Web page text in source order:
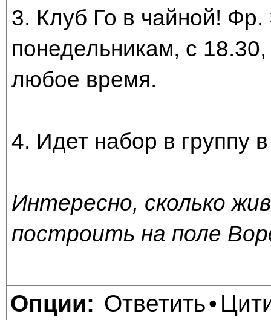
3. Клуб Го в чайной! Фр.
понедельникам, с
любое время.
4. Идет набор в группу
Интересно, сколько
построить на поле
Опции: Ответить•